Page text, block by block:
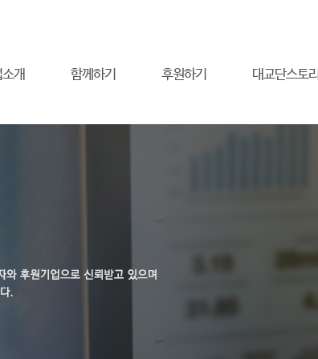
개 함께하기 후원하기 대교단스토리